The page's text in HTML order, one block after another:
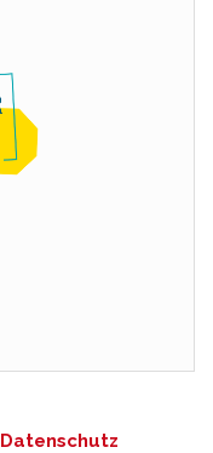
Datenschutz